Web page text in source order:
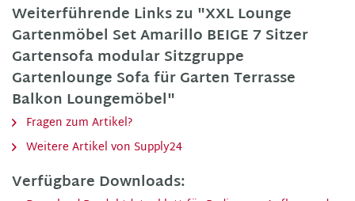
Weiterführende Links zu "XXL Lounge
Gartenmöbel Set Amarillo BEIGE 7 Sitzer
Gartensofa modular Sitzgruppe
Gartenlounge Sofa für Garten Terrasse
Balkon Loungemöbel"
Fragen zum Artikel?
Weitere Artikel von Supply24
Verfügbare Downloads: